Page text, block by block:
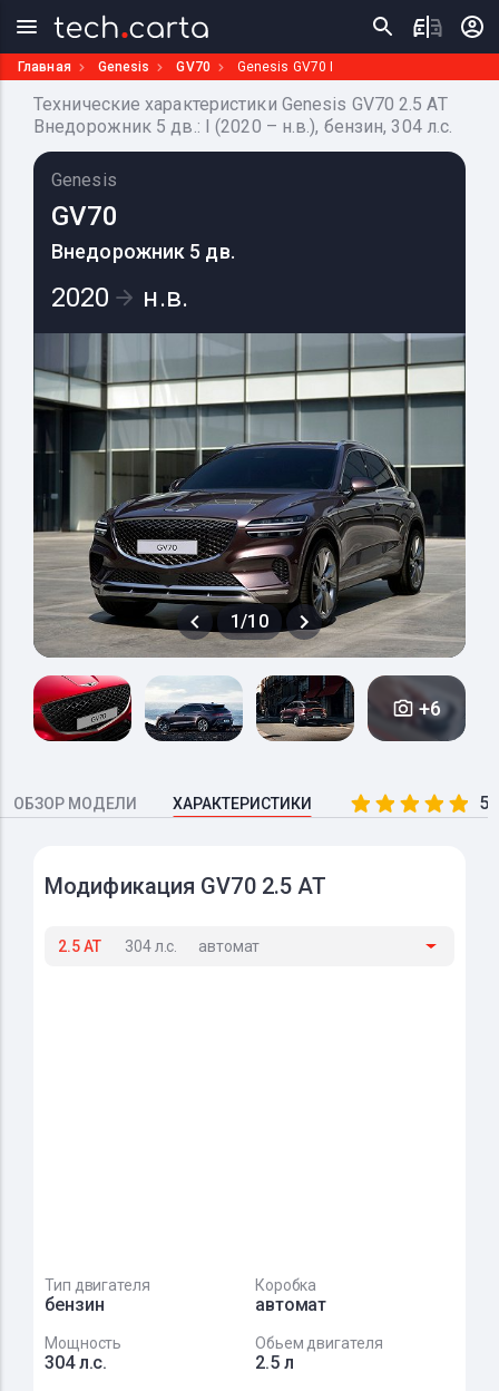
Главная Genesis GV70 Genesis GV70 I
Технические характеристики Genesis GV70 2.5 AT
Внедорожник 5 дв.: I (2020 – н.в.), бензин, 304 л.с.
Genesis
GV70
Внедорожник 5 дв.
2020 н.в.
1/10
+6
ОБЗОР МОДЕЛИ ХАРАКТЕРИСТИКИ
Модификация GV70 2.5 AT
2.5 AT 304 л.с. автомат
Тип двигателя
бензин
Коробка
автомат
Мощность
304 л.с.
Обьем двигателя
2.5 л